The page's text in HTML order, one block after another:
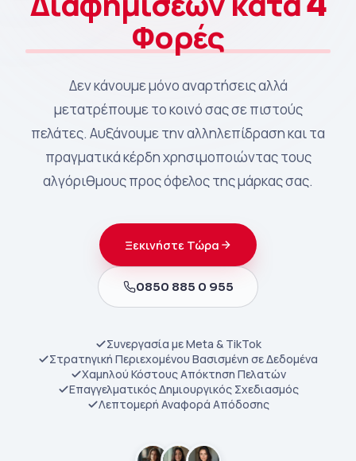
Φορές
Δεν κάνουμε μόνο αναρτήσεις αλλά
μετατρέπουμε το κοινό σας σε πιστούς
πελάτες. Αυξάνουμε την αλληλεπίδραση και τα
πραγματικά κέρδη χρησιμοποιώντας τους
αλγόριθμους προς όφελος της μάρκας σας.
Ξεκινήστε Τώρα
0850 885 0 955
Συνεργασία με Meta & TikTok
Στρατηγική Περιεχομένου Βασισμένη σε Δεδομένα
Χαμηλού Κόστους Απόκτηση Πελατών
Επαγγελματικός Δημιουργικός Σχεδιασμός
Λεπτομερή Αναφορά Απόδοσης